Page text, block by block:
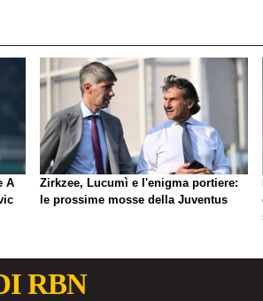
A
Zirkzee, Lucumì e l'enigma portiere:
le prossime mosse della Juventus
RBN